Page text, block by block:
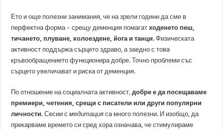
Ето и още полезни занимания, че на зрели години да сме в
перфектна форма – срещу деменция помагатходенето пеш,
тичането, плуване, колоездене, йога и танци. Физическата
активност поддържа сърцето здраво, а заедно с това
кръвообращението функционира добре. Точно проблеми със
сърцето увеличават и риска от деменция.
По отношение на социалната активност,добре е да посещаваме
премиери, четения, срещи с писатели или други популярни
личности. Сесии смедитация са много полезни. И изобщо, да
прекарваме времето си сред хора означава, че стимулираме